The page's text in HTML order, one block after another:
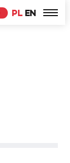
PL EN